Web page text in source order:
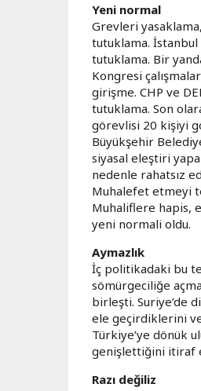
Yeni normal
Grevleri
tutuklama. İstanbul
tutuklama. Bir
Kongresi
girişme. CHP ve
tutuklama. Son
görevlisi 20 kişiyi
Büyükşehir
siyasal eleştiri
nedenle rahatsız
Muhalefet etmeyi
Muhaliflere hapis,
yeni normali oldu.
Aymazlık
İç politikadaki bu
sömürgeciliğe
birleşti. Suriye’de
ele geçirdiklerini
Türkiye’ye dönük
genişlettiğini itiraf
Razı değiliz